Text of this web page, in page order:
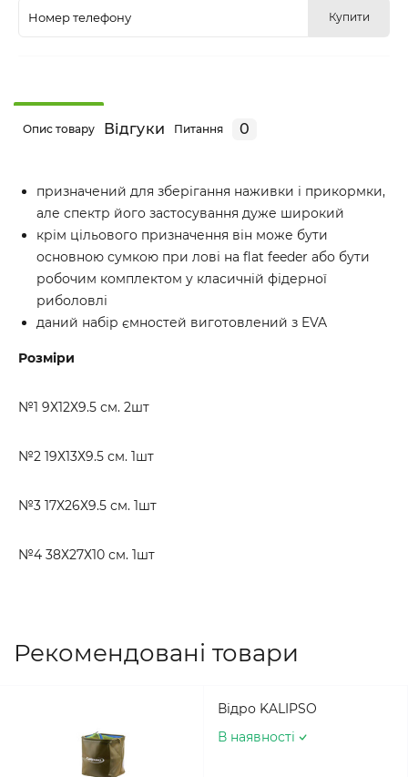
Купити
Опис товару Відгуки Питання 0
призначений для зберігання наживки і прикормки,
але спектр його застосування дуже широкий
крім цільового призначення він може бути
основною сумкою при лові на flat feeder або бути
робочим комплектом у класичній фідерної
риболовлі
даний набір ємностей виготовлений з EVA
Розміри
№1 9Х12Х9.5 см. 2шт
№2 19Х13Х9.5 см. 1шт
№3 17Х26Х9.5 см. 1шт
№4 38Х27Х10 см. 1шт
Рекомендовані товари
Відро KALIPSO
В наявності